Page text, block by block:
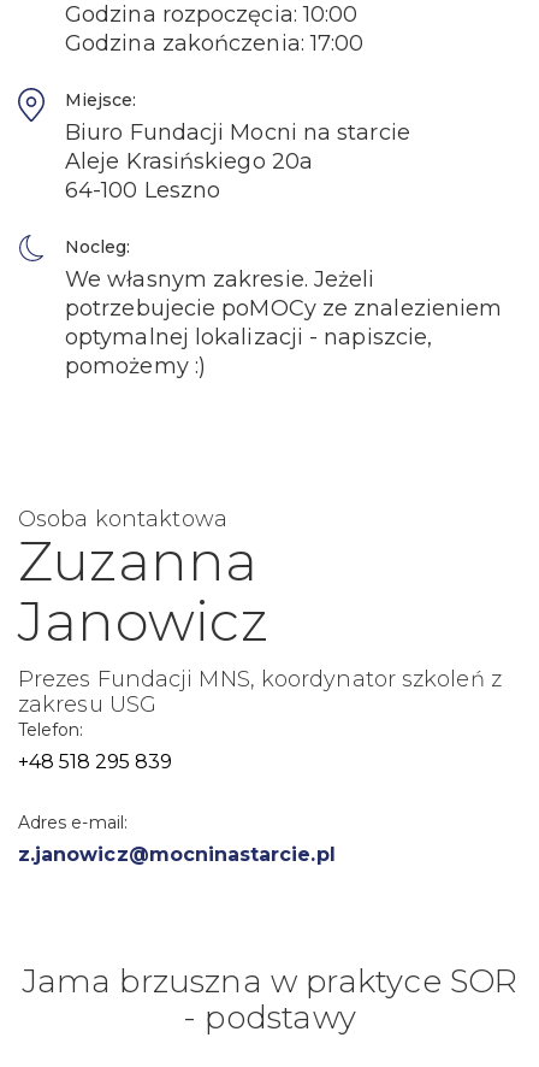
Godzina rozpoczęcia: 10:00
Godzina zakończenia: 17:00
Miejsce:
Biuro Fundacji Mocni na starcie
Aleje Krasińskiego 20a
64-100 Leszno
Nocleg:
We własnym zakresie. Jeżeli
potrzebujecie poMOCy ze znalezieniem
optymalnej lokalizacji - napiszcie,
pomożemy :)
Osoba kontaktowa
Zuzanna
Janowicz
Prezes Fundacji MNS, koordynator szkoleń z
zakresu USG
Telefon:
+48 518 295 839
Adres e-mail:
z.janowicz@mocninastarcie.pl
Jama brzuszna w praktyce SOR
- podstawy